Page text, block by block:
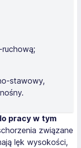
stawowy,
pracy w tym
związane
lęk wysokości,